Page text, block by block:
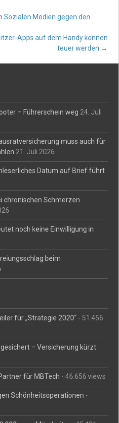
Sozialen Medien gegen den
Apps auf dem Handy können
teuer werden →
– Führerschein weg 24. Juli
muss auch für
21. Juli 2026
Datum auf Brief führt
chronischen Schmerzen
noch keine Einwilligung in
beim
für „Strategie 2020“ - 51.456
– Versicherung kürzt
für MBTech - 46.656 views
Schönheitsoperationen -